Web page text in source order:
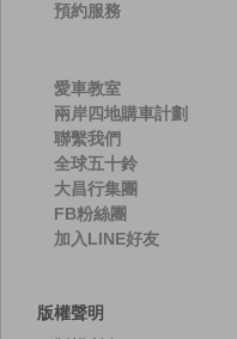
預約服務
愛車教室
兩岸四地購車計劃
聯繫我們
全球五十鈴
大昌行集團
FB粉絲團
加入LINE好友
版權聲明